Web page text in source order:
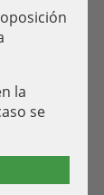
la
se